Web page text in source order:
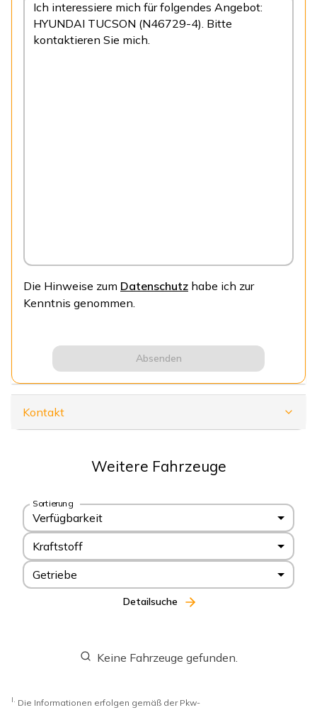
Die Hinweise zum Datenschutz habe ich zur
Kenntnis genommen.
Absenden
Kontakt
Weitere Fahrzeuge
Sortierung
Verfügbarkeit
Kraftstoff
Getriebe
Detailsuche
Keine Fahrzeuge gefunden.
I. Die Informationen erfolgen gemäß der Pkw-